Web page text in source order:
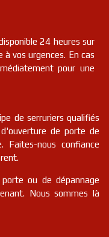
24 heures sur
vos urgences. En cas
pour une
de serruriers qualifiés
de porte de
Faites-nous confiance
ou de dépannage
Nous sommes là